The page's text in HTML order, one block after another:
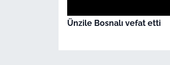
Ünzile Bosnalı vefat etti